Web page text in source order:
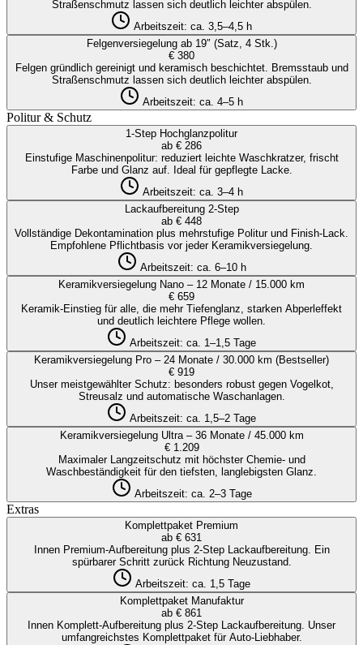
Straßenschmutz lassen sich deutlich leichter abspülen.
Arbeitszeit: ca. 3,5–4,5 h
Felgenversiegelung ab 19″ (Satz, 4 Stk.)
€ 380
Felgen gründlich gereinigt und keramisch beschichtet. Bremsstaub und
Straßenschmutz lassen sich deutlich leichter abspülen.
Arbeitszeit: ca. 4–5 h
Politur & Schutz
1-Step Hochglanzpolitur
ab € 286
Einstufige Maschinenpolitur: reduziert leichte Waschkratzer, frischt
Farbe und Glanz auf. Ideal für gepflegte Lacke.
Arbeitszeit: ca. 3–4 h
Lackaufbereitung 2-Step
ab € 448
Vollständige Dekontamination plus mehrstufige Politur und Finish-Lack.
Empfohlene Pflichtbasis vor jeder Keramikversiegelung.
Arbeitszeit: ca. 6–10 h
Keramikversiegelung Nano – 12 Monate / 15.000 km
€ 659
Keramik-Einstieg für alle, die mehr Tiefenglanz, starken Abperleffekt
und deutlich leichtere Pflege wollen.
Arbeitszeit: ca. 1–1,5 Tage
Keramikversiegelung Pro – 24 Monate / 30.000 km (Bestseller)
€ 919
Unser meistgewählter Schutz: besonders robust gegen Vogelkot,
Streusalz und automatische Waschanlagen.
Arbeitszeit: ca. 1,5–2 Tage
Keramikversiegelung Ultra – 36 Monate / 45.000 km
€ 1.209
Maximaler Langzeitschutz mit höchster Chemie- und
Waschbeständigkeit für den tiefsten, langlebigsten Glanz.
Arbeitszeit: ca. 2–3 Tage
Extras
Komplettpaket Premium
ab € 631
Innen Premium-Aufbereitung plus 2-Step Lackaufbereitung. Ein
spürbarer Schritt zurück Richtung Neuzustand.
Arbeitszeit: ca. 1,5 Tage
Komplettpaket Manufaktur
ab € 861
Innen Komplett-Aufbereitung plus 2-Step Lackaufbereitung. Unser
umfangreichstes Komplettpaket für Auto-Liebhaber.